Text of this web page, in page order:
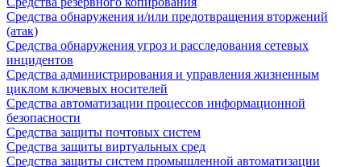
Средства обнаружения и/или предотвращения вторжений
(атак)
Средства обнаружения угроз и расследования сетевых
инцидентов
Средства администрирования и управления жизненным
циклом ключевых носителей
Средства автоматизации процессов информационной
безопасности
Средства защиты почтовых систем
Средства защиты виртуальных сред
Средства защиты систем промышленной автоматизации